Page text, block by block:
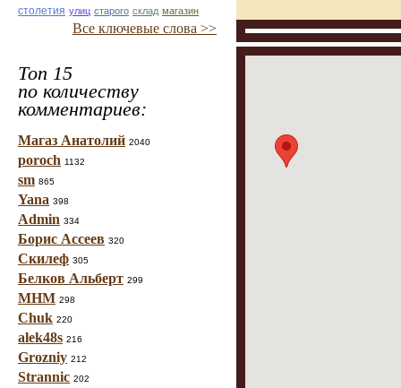
столетия улиц старого склад магазин
Все ключевые слова >>
Топ 15
по количеству
комментариев:
Магаз Анатолий 2040
poroch 1132
sm 865
Yana 398
Admin 334
Борис Ассеев 320
Скилеф 305
Белков Альберт 299
МНМ 298
Chuk 220
alek48s 216
Grozniy 212
Strannic 202